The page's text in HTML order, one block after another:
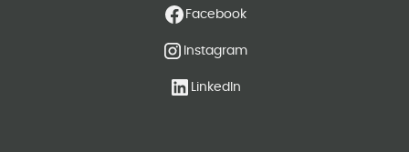
Facebook
Instagram
LinkedIn